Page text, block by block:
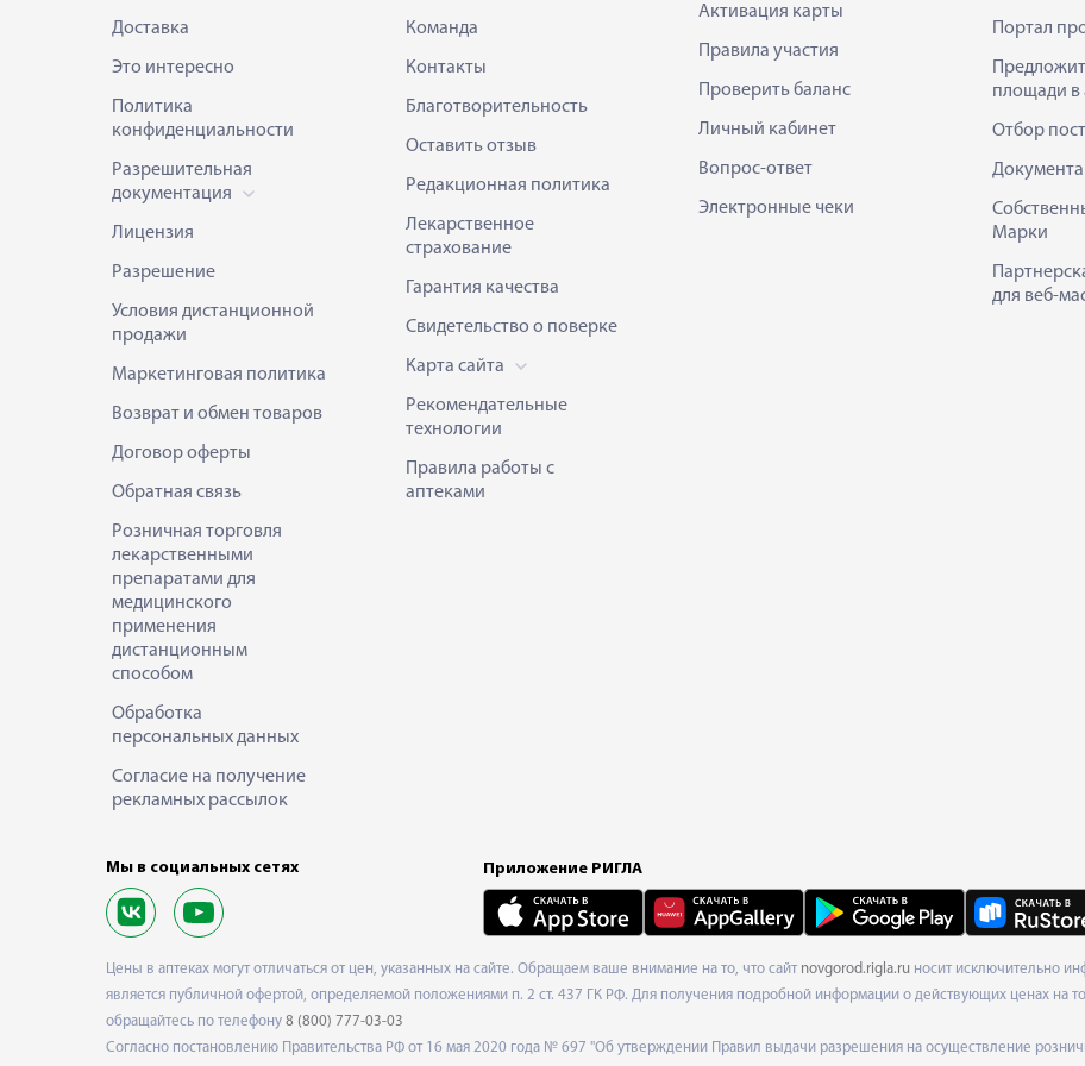
Доставка
Это интересно
Политика
конфиденциальности
Разрешительная
документация
Лицензия
Разрешение
Условия дистанционной
продажи
Маркетинговая политика
Возврат и обмен товаров
Договор оферты
Обратная связь
Розничная торговля
лекарственными
препаратами для
медицинского
применения
дистанционным
способом
Обработка
персональных данных
Согласие на получение
рекламных рассылок
Команда
Контакты
Благотворительность
Оставить отзыв
Редакционная политика
Лекарственное
страхование
Гарантия качества
Свидетельство о поверке
Карта сайта
Рекомендательные
технологии
Правила работы с
аптеками
Активация карты
Правила участия
Проверить баланс
Личный кабинет
Вопрос-ответ
Электронные чеки
Портал
площади в
Отбор
Марки
для веб-
Мы в социальных сетях Приложение РИГЛА
Цены в аптеках могут отличаться от цен, указанных на сайте. Обращаем ваше внимание на то, что сайт novgorod.rigla.ru носит исключительно
является публичной офертой, определяемой положениями п. 2 ст. 437 ГК РФ. Для получения подробной информации о действующих ценах на
обращайтесь по телефону 8 (800) 777-03-03
Согласно постановлению Правительства РФ от 16 мая 2020 года № 697 "Об утверждении Правил выдачи разрешения на осуществление